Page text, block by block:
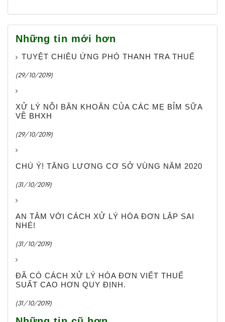
Những tin mới hơn
TUYỆT CHIÊU ỨNG PHÓ THANH TRA THUẾ
(29/10/2019)
XỬ LÝ NỖI BĂN KHOĂN CỦA CÁC MẸ BỈM SỮA
VỀ BHXH
(29/10/2019)
CHÚ Ý! TĂNG LƯƠNG CƠ SỞ VÙNG NĂM 2020
(31/10/2019)
AN TÂM VỚI CÁCH XỬ LÝ HÓA ĐƠN LẬP SAI
NHÉ!
(31/10/2019)
ĐÃ CÓ CÁCH XỬ LÝ HÓA ĐƠN VIẾT THUẾ
SUẤT CAO HƠN QUY ĐỊNH.
(31/10/2019)